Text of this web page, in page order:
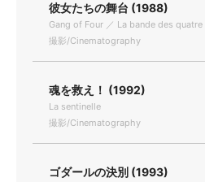
彼女たちの舞台 (1988)
Gang of Four ／ La bande des quatre
撮影/Cinematography
魂を救え！ (1992)
La sentinelle
撮影/Cinematography
ゴダールの決別 (1993)